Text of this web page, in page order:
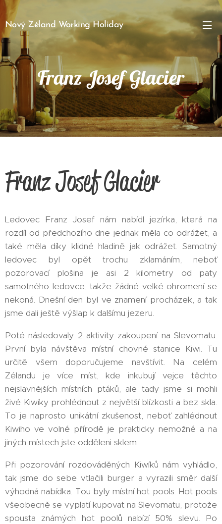
Nový Zéland Working Holiday
Franz Josef Glacier
Franz Josef Glacier
Ledovec Franz Josef nám nabídl jezírka, která na
rozdíl od předchozího dne jednak měla co odrážet, a
také měla díky klidné hladině jak odrážet. Samotný
ledovec byl opět trochu zklamáním, neboť
pozorovací plošina je asi 2 kilometry od paty
samotného ledovce, takže žádné velké ohromení se
nekoná. Dnešní den byl ve znamení procházek, a tak
jsme dali ještě výšlap k dalšímu jezeru.
Poté následovaly 2 aktivity zakoupení na Slevomatu.
První byla návštěva místní chovné stanice Kiwi. Tu
určitě všem doporučujeme navštívit. Na celém
Zélandu je více míst, kde inkubují vejce těchto
nejslavnějších místních ptáků, ale tady jsme si mohli
živé Kiwíky prohlédnout z největší blízkosti a bez skla.
To je naprosto unikátní zkušenost, neboť zahlédnout
Kiwiho ve volné přírodě je prakticky nemožné a na
jiných místech jste odděleni sklem.
Při pozorování rozdováděných Kiwíků nám vyhládlo,
tak jsme do sebe vtlačili burger a vyrazili směr další
výhodná nabídka. Tou byly místní hot pools. Hot pools
všeobecně se vyplatí kupovat na Slevomatu, protože
spousta známých hot poolů nabízí 50% slevu. Po